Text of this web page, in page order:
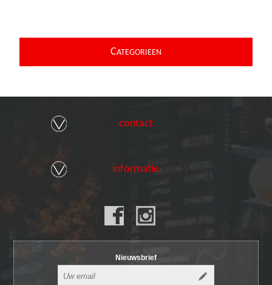
CATEGORIEEN
contact
informatie
Nieuwsbrief